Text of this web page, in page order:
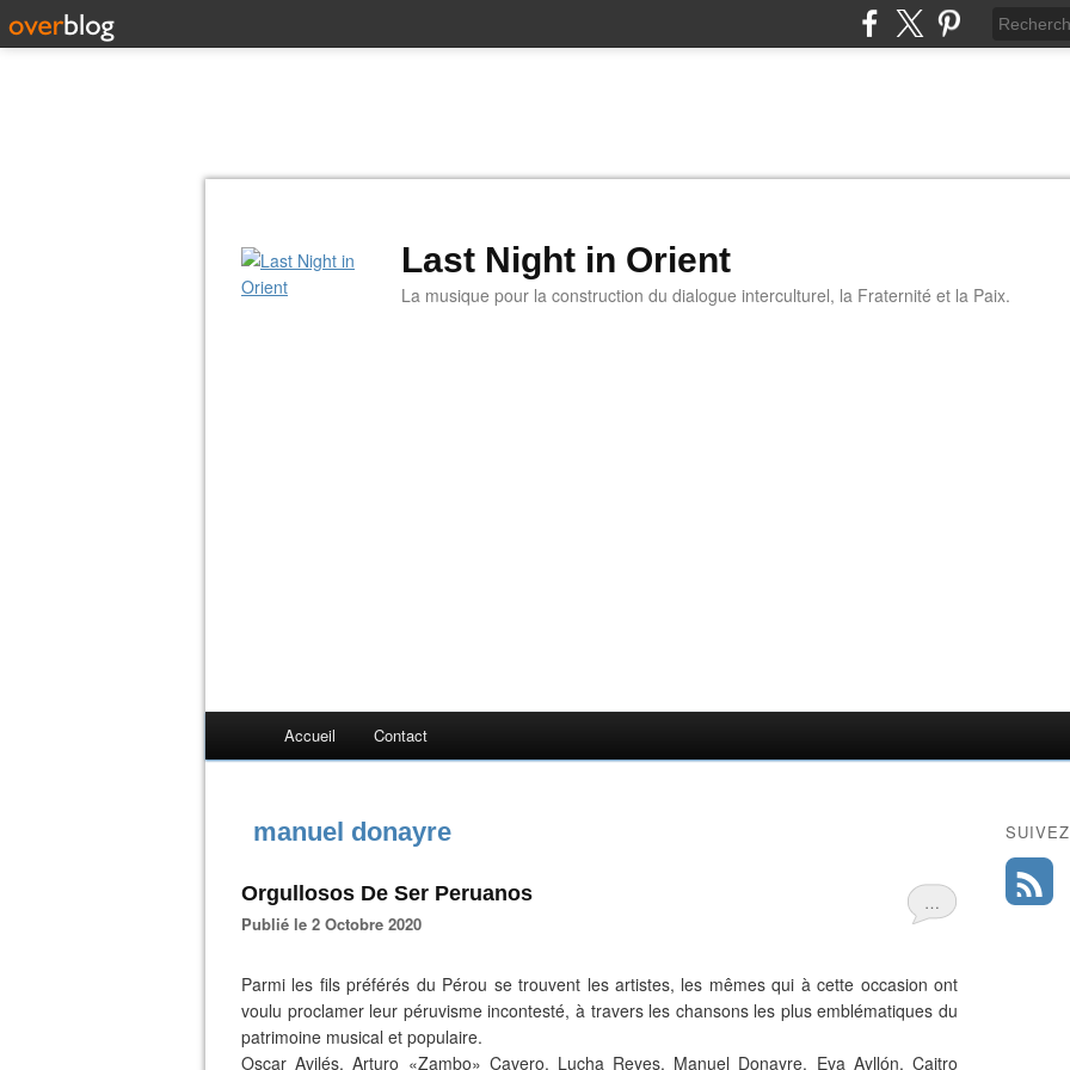
Last Night in Orient
La musique pour la construction du dialogue interculturel, la Fraternité et la Paix.
Accueil Contact
manuel donayre
…
Orgullosos De Ser Peruanos
Publié le 2 Octobre 2020
Parmi les fils préférés du Pérou se trouvent les artistes, les mêmes qui à cette occasion ont
voulu proclamer leur péruvisme incontesté, à travers les chansons les plus emblématiques du
patrimoine musical et populaire.
Oscar Avilés, Arturo «Zambo» Cavero, Lucha Reyes, Manuel Donayre, Eva Ayllón, Caitro